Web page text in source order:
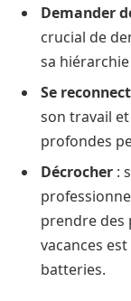
Demander
crucial de
sa
Se
son travail
profondes
Décrocher :
prendre des
vacances
batteries.